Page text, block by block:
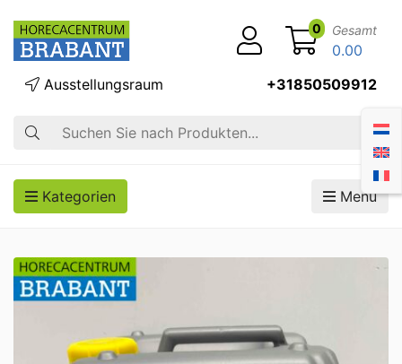
Suche
Ausstellungsraum +31850509912
0 Gesamt
0.00
Kategorien Menü